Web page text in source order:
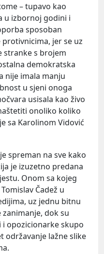
– tupavo kao
u izbornoj godini i
sposoban
jer se uz
stranke s brojem
demokratska
nije imala manju
u sjeni onoga
usisala kao živo
onoliko koliko
sa Karolinom Vidović
spreman na sve kako
je izuzetno predana
Onom sa kojeg
Čadež u
uz jednu bitnu
dok su
opozicionarke skupo
održavanje lažne slike